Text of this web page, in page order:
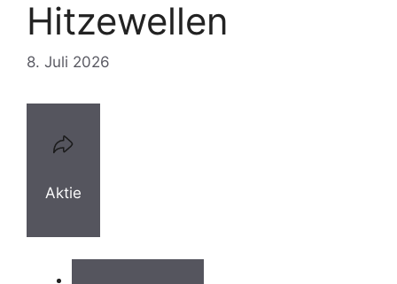
Hitzewellen
8. Juli 2026
Aktie